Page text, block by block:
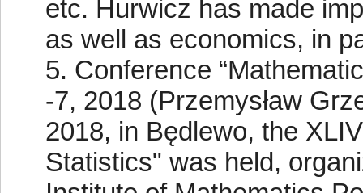
etc. Hurwicz has made
as well as economics, in
5. Conference
-7, 2018 (Przemysław
2018, in Będlewo, the
Statistics" was held,